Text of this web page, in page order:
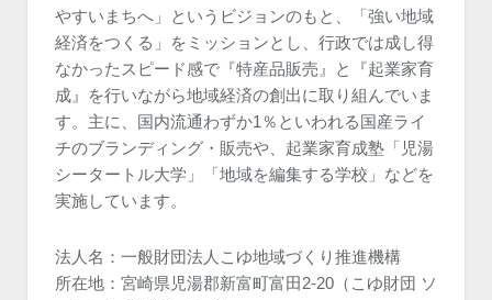
やすいまちへ」というビジョンのもと、「強い地域
経済をつくる」をミッションとし、行政では成し得
なかったスピード感で『特産品販売』と『起業家育
成』を行いながら地域経済の創出に取り組んでいま
す。主に、国内流通わずか1％といわれる国産ライ
チのブランディング・販売や、起業家育成塾「児湯
シータートル大学」「地域を編集する学校」などを
実施しています。
法人名：一般財団法人こゆ地域づくり推進機構
所在地：宮崎県児湯郡新富町富田2-20（こゆ財団 ソ